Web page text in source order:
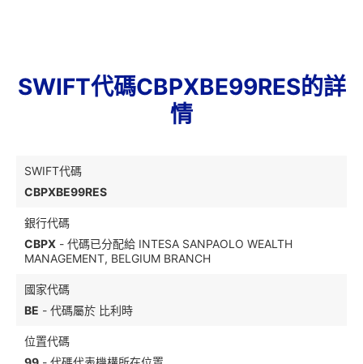
SWIFT代碼CBPXBE99RES的詳
情
SWIFT代碼
CBPXBE99RES
銀行代碼
CBPX - 代碼已分配給 INTESA SANPAOLO WEALTH
MANAGEMENT, BELGIUM BRANCH
國家代碼
BE - 代碼屬於 比利時
位置代碼